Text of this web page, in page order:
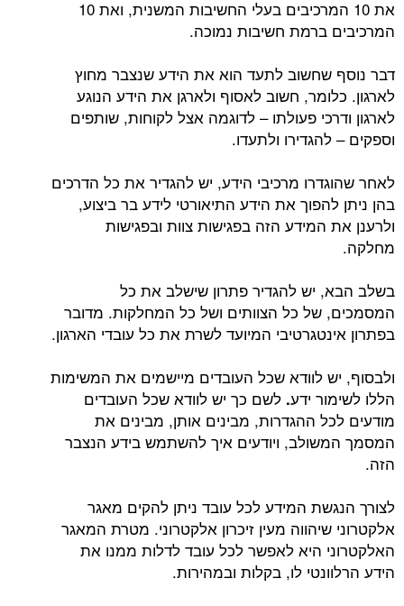
את 10 המרכיבים בעלי החשיבות המשנית, ואת 10
המרכיבים ברמת חשיבות נמוכה.
דבר נוסף שחשוב לתעד הוא את הידע שנצבר מחוץ
לארגון. כלומר, חשוב לאסוף ולארגן את הידע הנוגע
לארגון ודרכי פעולתו – לדוגמה אצל לקוחות, שותפים
וספקים – להגדירו ולתעדו.
לאחר שהוגדרו מרכיבי הידע, יש להגדיר את כל הדרכים
בהן ניתן להפוך את הידע התיאורטי לידע בר ביצוע,
ולרענן את המידע הזה בפגישות צוות ובפגישות
מחלקה.
בשלב הבא, יש להגדיר פתרון שישלב את כל
המסמכים, של כל הצוותים ושל כל המחלקות. מדובר
בפתרון אינטגרטיבי המיועד לשרת את כל עובדי הארגון.
ולבסוף, יש לוודא שכל העובדים מיישמים את המשימות
הללו לשימור ידע. לשם כך יש לוודא שכל העובדים
מודעים לכל ההגדרות, מבינים אותן, מבינים את
המסמך המשולב, ויודעים איך להשתמש בידע הנצבר
הזה.
לצורך הנגשת המידע לכל עובד ניתן להקים מאגר
אלקטרוני שיהווה מעין זיכרון אלקטרוני. מטרת המאגר
האלקטרוני היא לאפשר לכל עובד לדלות ממנו את
הידע הרלוונטי לו, בקלות ובמהירות.